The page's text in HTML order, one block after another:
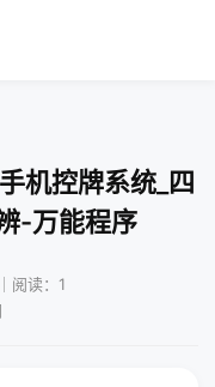
机控牌系统_四
-万能程序
阅读：1